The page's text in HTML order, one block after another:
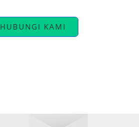
HUBUNGI KAMI